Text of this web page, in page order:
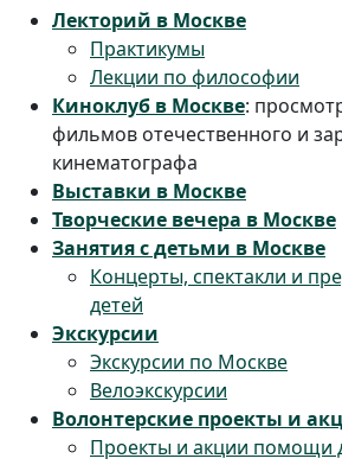
Лекторий в Москве
Практикумы
Лекции по философии
Киноклуб в Москве:
фильмов отечественного и
кинематографа
Выставки в Москве
Творческие вечера в Москве
Занятия с детьми в Москве
Концерты, спектакли и
детей
Экскурсии
Экскурсии по Москве
Велоэкскурсии
Волонтерские проекты и
Проекты и акции помощи